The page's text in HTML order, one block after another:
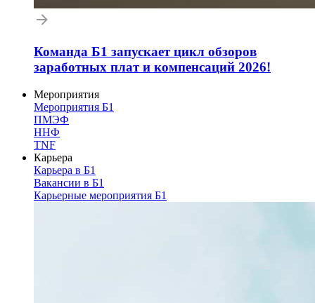
Команда Б1 запускает цикл обзоров
заработных плат и компенсаций 2026!
Мероприятия
Мероприятия Б1
ПМЭФ
ННФ
TNF
Карьера
Карьера в Б1
Вакансии в Б1
Карьерные мероприятия Б1